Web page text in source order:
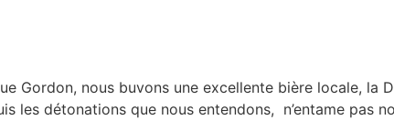
Gordon, nous buvons une excellente bière locale, la
les détonations que nous entendons, n’entame pas